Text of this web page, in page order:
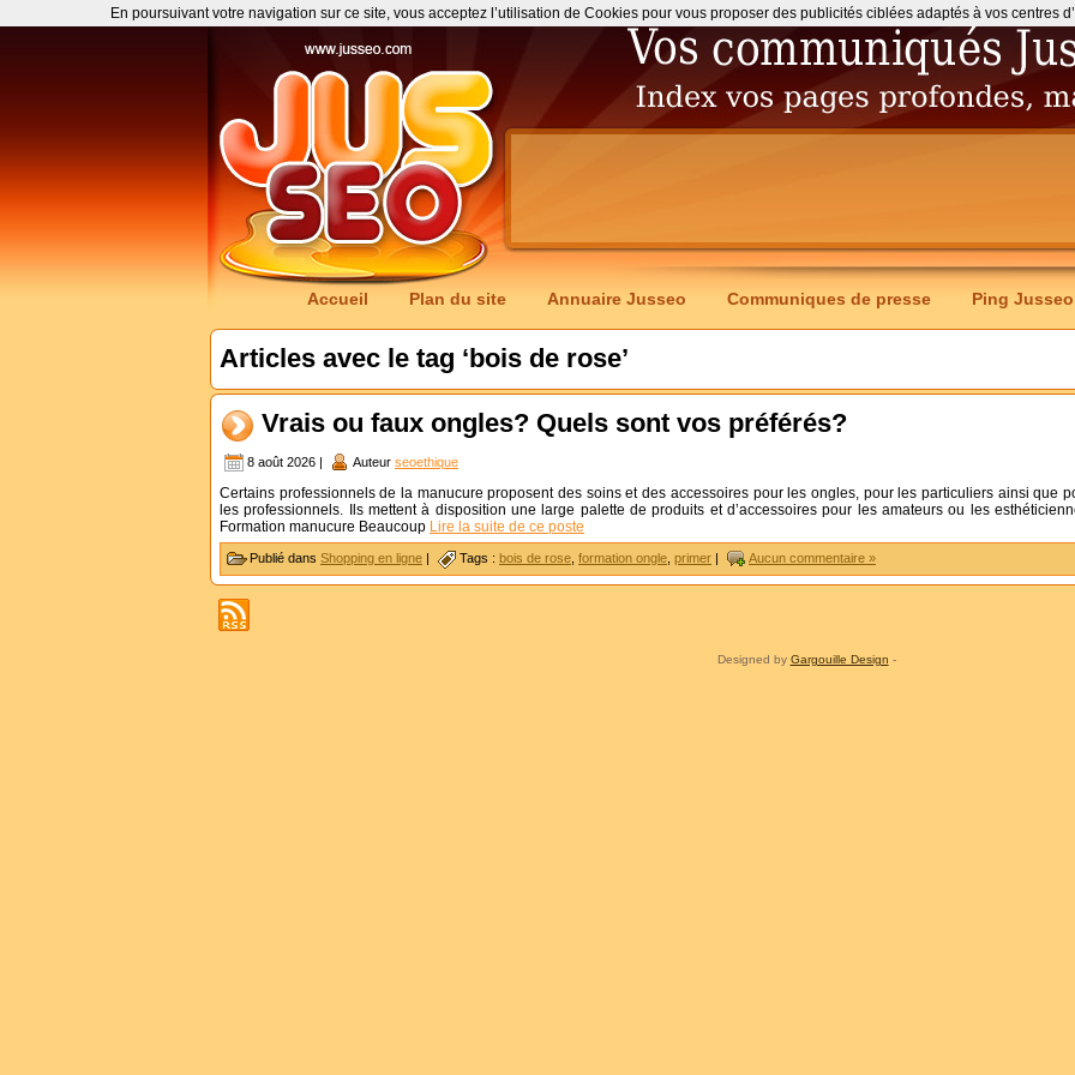
Accueil Plan du site Annuaire Jusseo Communiques de presse Ping Jusseo
Articles avec le tag ‘bois de rose’
Vrais ou faux ongles? Quels sont vos préférés?
8 août 2026 | Auteur seoethique
Certains professionnels de la manucure proposent des soins et des accessoires pour les ongles, pour les particuliers ainsi que
les professionnels. Ils mettent à disposition une large palette de produits et d’accessoires pour les amateurs ou les
Formation manucure Beaucoup Lire la suite de ce poste
Publié dans Shopping en ligne | Tags : bois de rose formation ongle primer | Aucun commentaire »
Designed by Gargouille Design -
En poursuivant votre navigation sur ce site, vous acceptez l’utilisation de Cookies pour vous proposer des publicités ciblées adaptés à vos centres